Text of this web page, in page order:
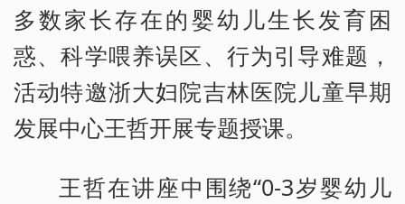
多数家长存在的婴幼儿生长发育困
惑、科学喂养误区、行为引导难题，
活动特邀浙大妇院吉林医院儿童早期
发展中心王哲开展专题授课。
王哲在讲座中围绕“0-3岁婴幼儿